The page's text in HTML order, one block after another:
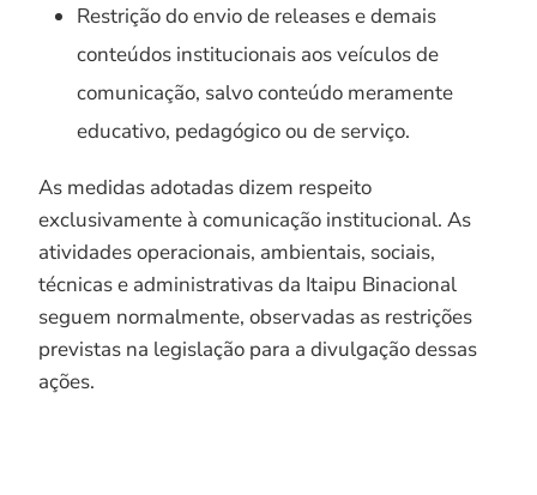
Restrição do envio de releases e demais
conteúdos institucionais aos veículos de
comunicação, salvo conteúdo meramente
educativo, pedagógico ou de serviço.
As medidas adotadas dizem respeito
exclusivamente à comunicação institucional. As
atividades operacionais, ambientais, sociais,
técnicas e administrativas da Itaipu Binacional
seguem normalmente, observadas as restrições
previstas na legislação para a divulgação dessas
ações.